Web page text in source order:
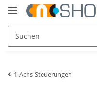
1-Achs-Steuerungen